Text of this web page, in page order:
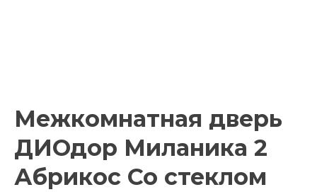
Межкомнатная дверь
ДИОдор Миланика 2
Абрикос Со стеклом